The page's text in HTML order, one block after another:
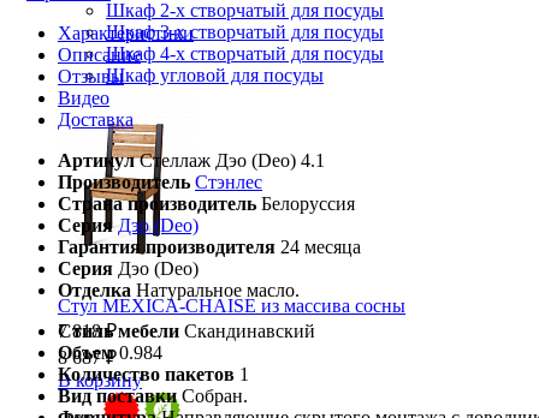
Шкаф 2-х створчатый для посуды
Шкаф 3-х створчатый для посуды
Шкаф 4-х створчатый для посуды
Шкаф угловой для посуды
Стул MEXICA-CHAISE из массива сосны
7 818 ₽
8 687 ₽
В корзину
Характеристики
Описание
Отзывы
Видео
Доставка
Артикул Стеллаж Дэо (Deo) 4.1
Производитель Стэнлес
Страна производитель Белоруссия
Серия Дэо (Deo)
Гарантия производителя 24 месяца
Серия Дэо (Deo)
Отделка Натуральное масло.
Стиль мебели Скандинавский
Объем 0.984
Количество пакетов 1
Вид поставки Собран.